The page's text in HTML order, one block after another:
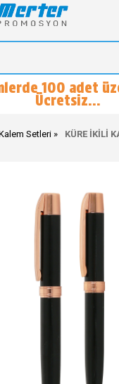
100 adet
Ücretsiz...
Setleri KÜRE İKİLİ